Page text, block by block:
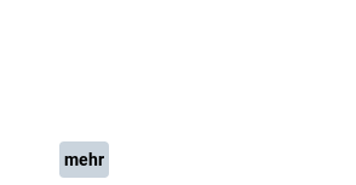
mehr